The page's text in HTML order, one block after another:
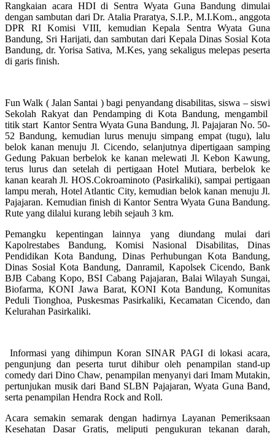
Rangkaian acara HDI di Sentra Wyata Guna Bandung dimulai
dengan sambutan dari Dr. Atalia Praratya, S.I.P., M.I.Kom., anggota
DPR RI Komisi VIII, kemudian Kepala Sentra Wyata Guna
Bandung, Sri Harijati, dan sambutan dari Kepala Dinas Sosial Kota
Bandung, dr. Yorisa Sativa, M.Kes, yang sekaligus melepas peserta
di garis finish.
Fun Walk ( Jalan Santai ) bagi penyandang disabilitas, siswa – siswi
Sekolah Rakyat dan Pendamping di Kota Bandung, mengambil
titik start Kantor Sentra Wyata Guna Bandung, Jl. Pajajaran No. 50-
52 Bandung, kemudian lurus menuju simpang empat (tugu), lalu
belok kanan menuju Jl. Cicendo, selanjutnya dipertigaan samping
Gedung Pakuan berbelok ke kanan melewati Jl. Kebon Kawung,
terus lurus dan setelah di pertigaan Hotel Mutiara, berbelok ke
kanan kearah Jl. HOS.Cokroaminoto (Pasirkaliki), sampai pertigaan
lampu merah, Hotel Atlantic City, kemudian belok kanan menuju Jl.
Pajajaran. Kemudian finish di Kantor Sentra Wyata Guna Bandung.
Rute yang dilalui kurang lebih sejauh 3 km.
Pemangku kepentingan lainnya yang diundang mulai dari
Kapolrestabes Bandung, Komisi Nasional Disabilitas, Dinas
Pendidikan Kota Bandung, Dinas Perhubungan Kota Bandung,
Dinas Sosial Kota Bandung, Danramil, Kapolsek Cicendo, Bank
BJB Cabang Kopo, BSI Cabang Pajajaran, Balai Wilayah Sungai,
Biofarma, KONI Jawa Barat, KONI Kota Bandung, Komunitas
Peduli Tionghoa, Puskesmas Pasirkaliki, Kecamatan Cicendo, dan
Kelurahan Pasirkaliki.
Informasi yang dihimpun Koran SINAR PAGI di lokasi acara,
pengunjung dan peserta turut dihibur oleh penampilan stand-up
comedy dari Dino Chaw, penampilan menyanyi dari Imam Mutakin,
pertunjukan musik dari Band SLBN Pajajaran, Wyata Guna Band,
serta penampilan Hendra Rock and Roll.
Acara semakin semarak dengan hadirnya Layanan Pemeriksaan
Kesehatan Dasar Gratis, meliputi pengukuran tekanan darah,